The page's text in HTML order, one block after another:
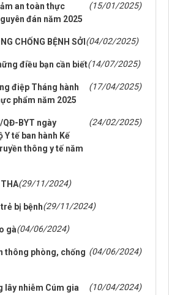
an toàn thực
đán năm 2025
(15/01/2025)
CHỐNG BỆNH SỞI (04/02/2025)
điều bạn cần biết(14/07/2025)
điệp Tháng hành
phẩm năm 2025
(17/04/2025)
QĐ-BYT ngày
Y tế ban hành Kế
thông y tế năm
(24/02/2025)
(29/11/2024)
bị bệnh(29/11/2024)
gà(04/06/2024)
thông phòng, chống (04/06/2024)
lây nhiễm Cúm gia
(10/04/2024)